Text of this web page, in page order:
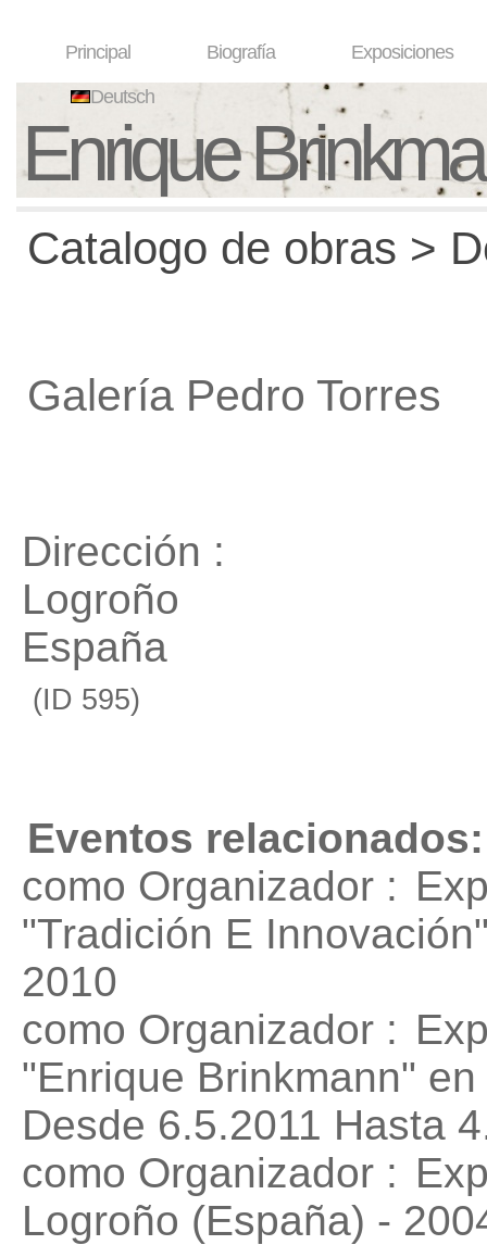
Principal Biografía Exposiciones
Deutsch
Enrique
Catalogo de obras >
Galería Pedro Torres
Dirección :
Logroño
España
(ID 595)
Eventos relacionados:
como Organizador :
"Tradición E
2010
como Organizador :
"Enrique Brinkmann" en
Desde 6.5.2011 Hasta
como Organizador :
Logroño (España) -